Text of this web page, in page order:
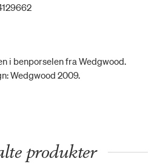
i benporselen fra Wedgwood.
Wedgwood 2009.
produkter